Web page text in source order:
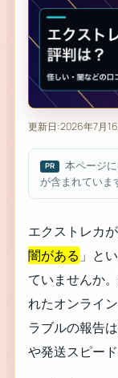
更新日:2026年7月
本ページ
が含まれていま
エクストレカ
闇がある 」と
ていませんか
れたオンライ
ラブルの報告
や発送スピー